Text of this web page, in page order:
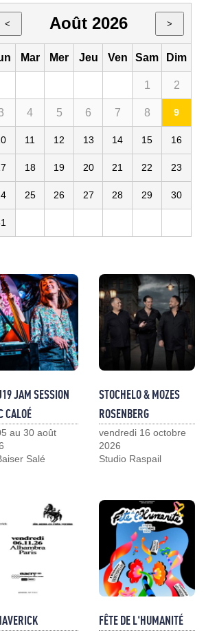
de la Danse
< Août 2026 >
Mar Mer Jeu Ven Sam Dim
1 2
4 5 6 7 8 9
11 12 13 14 15 16
18 19 20 21 22 23
25 26 27 28 29 30
JAM SESSION
CALOÉ
au 30 août
Salé
STOCHELO & MOZES
ROSENBERG
vendredi 16 octobre
2026
Studio Raspail
FÊTE DE L'HUMANITÉ